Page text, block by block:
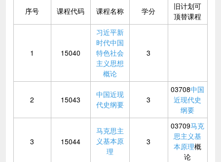
序号 课程代码 课程名称 学分
旧计划可
顶替课程
1 15040
习近平新
时代中国
特色社会
主义思想
概论
3
2 15043
中国近现
代史纲要
3
03708中国
近现代史
纲要
3 15044
马克思主
义基本原
理
3
03709马克
思主义基
本原理概
论